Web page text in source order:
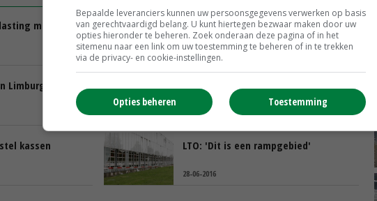
mogelijk
De Dommel legt prioriteit bij
schadeclaims
29-06-2016
Limburg als
Someren
28-06-2016
kassen
LTO: 'Dit is een rampgebied'
28-06-2016
Bepaalde leveranciers kunnen uw persoonsgegevens verwerken op basis
van gerechtvaardigd belang. U kunt hiertegen bezwaar maken door uw
opties hieronder te beheren. Zoek onderaan deze pagina of in het
sitemenu naar een link om uw toestemming te beheren of in te trekken
via de privacy- en cookie-instellingen.
Toestemming
Opties beheren